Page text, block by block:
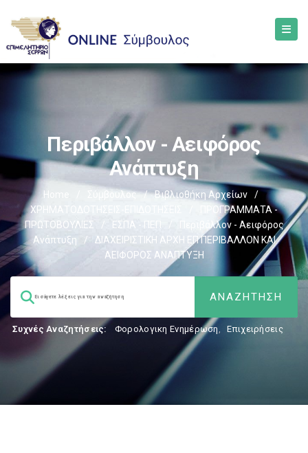
Περιβάλλον - Αειφόρος
Ανάπτυξη
Home Σύμβουλος / Βιβλιοθήκη Αρχείων
/
ΧΡΗΜΑΤΟΔΟΤΗΣΕΙΣ-ΕΠΙΔΟΤΗΣΕΙΣ
ΠΡΟΓΡΑΜΜΑΤΑ -
ΠΡΩΤΟΒΟΥΛΙΕΣ
/ ΕΣΠΑ - ΠΕΠ /
Περιβάλλον - Αειφόρος
Ανάπτυξη
/
ΔΙΑΧΕΙΡΙΣΤΙΚΗ ΑΡΧΗ ΕΠ ΠΕΡΙΒΑΛΛΟΝ ΚΑΙ
ΑΕΙΦΟΡΟΣ ΑΝΑΠΤΥΞΗ
Συχνές Αναζητήσεις: Φορολογικη Ενημέρωση, Επιχειρήσεις